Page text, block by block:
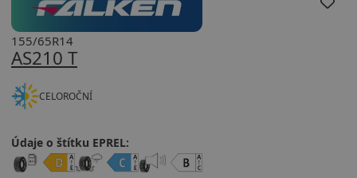
AS210 T
155/65R14
CELOROČNÍ
Údaje o štítku EPREL: